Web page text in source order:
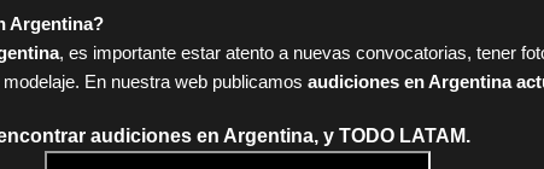
Argentina?
, es importante estar atento a nuevas convocatorias, tener
En nuestra web publicamos audiciones en Argentina
audiciones en Argentina, y TODO LATAM.